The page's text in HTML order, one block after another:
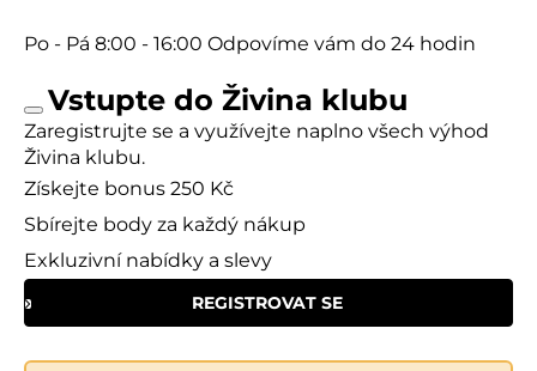
Po - Pá 8:00 - 16:00 Odpovíme vám do 24 hodin
Vstupte do Živina klubu
Zaregistrujte se a využívejte naplno všech výhod
Živina klubu.
Získejte bonus 250 Kč
Sbírejte body za každý nákup
Exkluzivní nabídky a slevy
REGISTROVAT SE